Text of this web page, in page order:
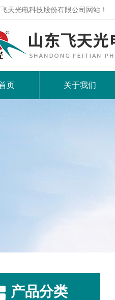
天光电科技股份有限公司网站！
页 关于我们
产品分类